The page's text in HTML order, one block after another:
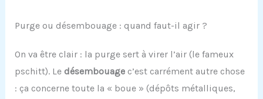
Purge ou désembouage : quand faut-il agir ?
On va être clair : la purge sert à virer l’air (le fameux
pschitt). Le désembouagec’est carrément autre chose
: ça concerne toute la « boue » (dépôts métalliques,